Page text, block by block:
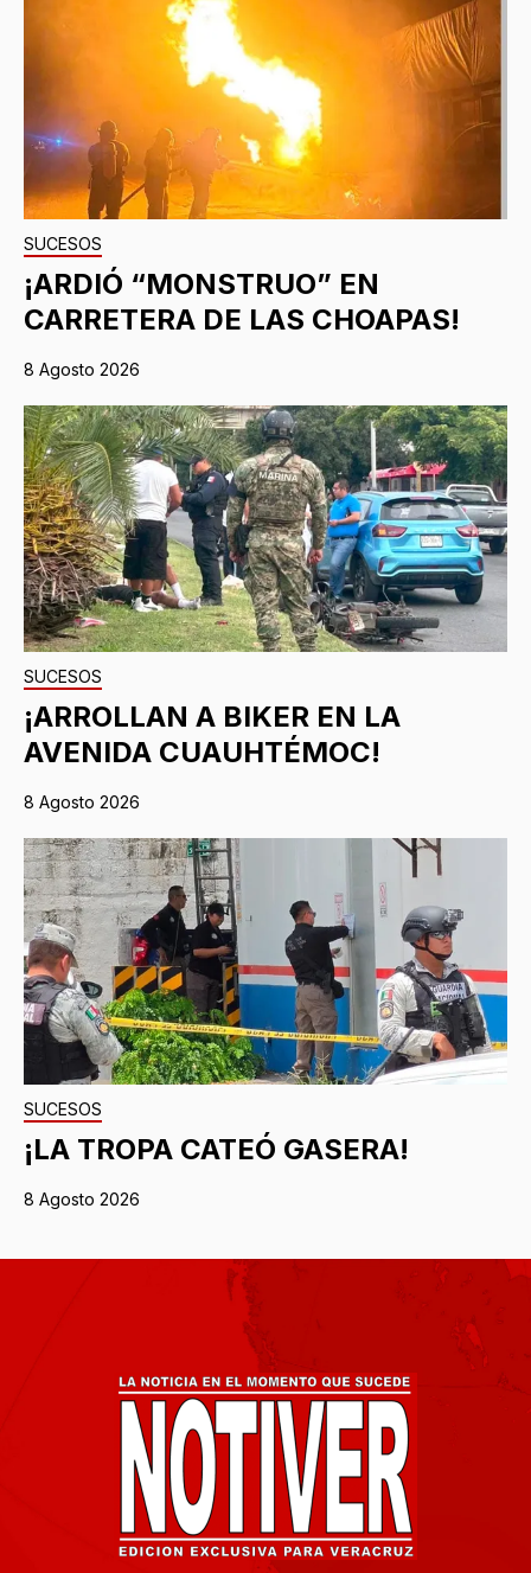
SUCESOS
¡ARDIÓ “MONSTRUO” EN
CARRETERA DE LAS CHOAPAS!
8 Agosto 2026
SUCESOS
¡ARROLLAN A BIKER EN LA
AVENIDA CUAUHTÉMOC!
8 Agosto 2026
SUCESOS
¡LA TROPA CATEÓ GASERA!
8 Agosto 2026